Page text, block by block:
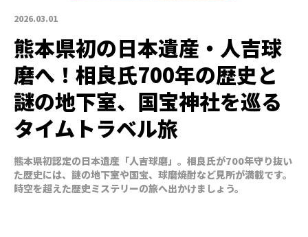
2026.03.01
熊本県初の日本遺産・人吉球
磨へ！相良氏700年の歴史と
謎の地下室、国宝神社を巡る
タイムトラベル旅
熊本県初認定の日本遺産「人吉球磨」。相良氏が700年守り抜い
た歴史には、謎の地下室や国宝、球磨焼酎など見所が満載です。
時空を超えた歴史ミステリーの旅へ出かけましょう。